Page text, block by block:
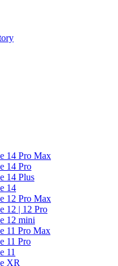
14 Pro Max
14 Pro
14 Plus
14
12 Pro Max
12 | 12 Pro
12 mini
11 Pro Max
11 Pro
11
XR